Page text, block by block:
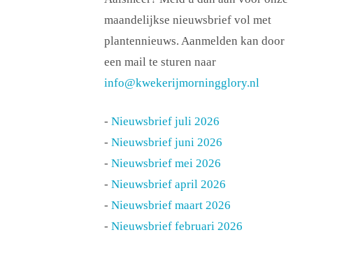
maandelijkse nieuwsbrief vol met
plantennieuws. Aanmelden kan door
een mail te sturen naar
info@kwekerijmorningglory.nl
-Nieuwsbrief juli 2026
-Nieuwsbrief juni 2026
-Nieuwsbrief mei 2026
-Nieuwsbrief april 2026
-Nieuwsbrief maart 2026
-Nieuwsbrief februari 2026